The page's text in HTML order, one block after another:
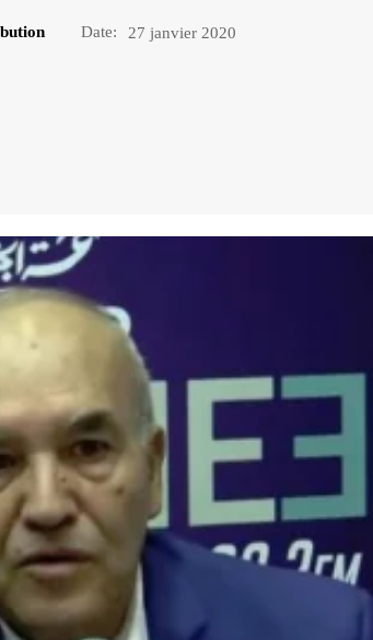
Date: 27 janvier 2020